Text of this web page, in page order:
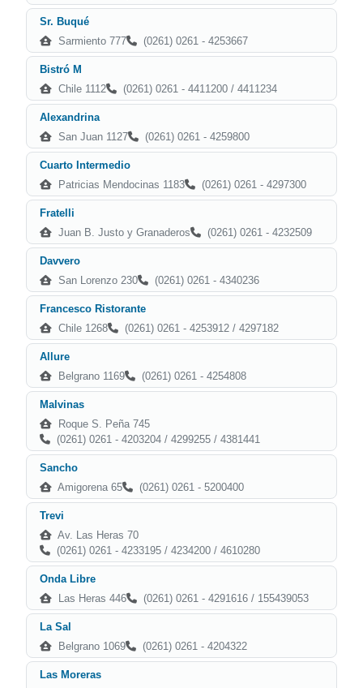
Sr. Buqué
Sarmiento 777
(0261) 0261 - 4253667
Bistró M
Chile 1112
(0261) 0261 - 4411200 / 4411234
Alexandrina
San Juan 1127
(0261) 0261 - 4259800
Cuarto Intermedio
Patricias Mendocinas 1183
(0261) 0261 - 4297300
Fratelli
Juan B. Justo y Granaderos
(0261) 0261 - 4232509
Davvero
San Lorenzo 230
(0261) 0261 - 4340236
Francesco Ristorante
Chile 1268
(0261) 0261 - 4253912 / 4297182
Allure
Belgrano 1169
(0261) 0261 - 4254808
Malvinas
Roque S. Peña 745
(0261) 0261 - 4203204 / 4299255 / 4381441
Sancho
Amigorena 65
(0261) 0261 - 5200400
Trevi
Av. Las Heras 70
(0261) 0261 - 4233195 / 4234200 / 4610280
Onda Libre
Las Heras 446
(0261) 0261 - 4291616 / 155439053
La Sal
Belgrano 1069
(0261) 0261 - 4204322
Las Moreras